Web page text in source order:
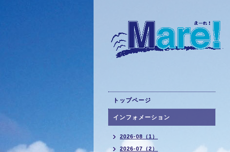
トップページ
インフォメーション
2026-08（1）
2026-07（2）